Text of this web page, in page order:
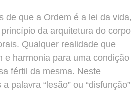
de que a Ordem é a lei da vida,
da arquitetura do corpo
Qualquer realidade que
e harmonia para uma condição
fértil da mesma. Neste
palavra “lesão” ou “disfunção”